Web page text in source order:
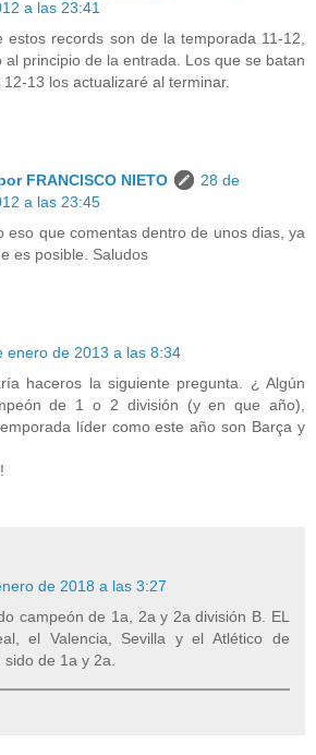
a las 23:41
estos records son de la temporada 11-12,
al principio de la entrada. Los que se batan
13 los actualizaré al terminar.
FRANCISCO NIETO
28 de
a las 23:45
eso que comentas dentro de unos dias, ya
es posible. Saludos
enero de 2013 a las 8:34
haceros la siguiente pregunta. ¿ Algún
de 1 o 2 división (y en que año),
líder como este año son Barça y
de 2018 a las 3:27
campeón de 1a, 2a y 2a división B. EL
el Valencia, Sevilla y el Atlético de
de 1a y 2a.